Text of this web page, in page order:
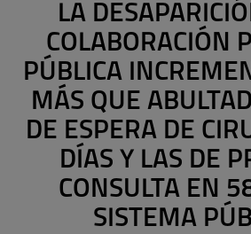
LA
COLABORACIÓN
PÚBLICA
MÁS QUE
DE ESPERA DE
DÍAS Y LAS DE
CONSULTA EN
SISTEMA